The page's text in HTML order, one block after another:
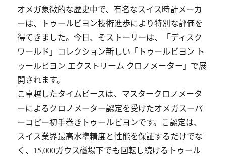
オメガ象徴的な歴史中で、有名なスイス時計メーカ
ーは、トゥールビヨン技術進歩により特別な評価を
得てきました。今日、そストーリーは、「ディスク
ワールド」コレクション新しい「トゥールビヨン ト
ゥールビヨン エクストリーム クロノメーター」で展
開されます。
こ卓越したタイムピースは、マスタークロノメータ
ーによるクロノメーター認定を受けたオメガスーパ
ーコピー初手巻きトゥールビヨンです。こ認定は、
スイス業界最高水準精度と性能を保証するだけでな
く、15,000ガウス磁場下でも回転し続けるトゥール